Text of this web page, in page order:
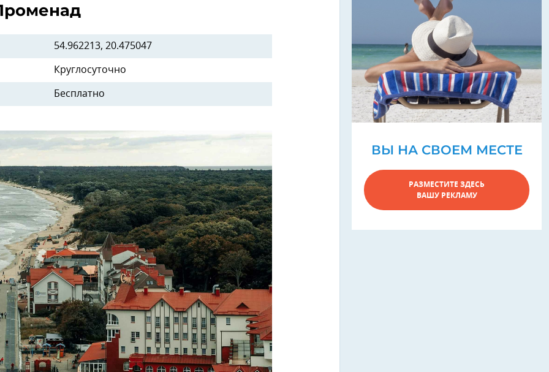
54.962213, 20.475047
Круглосуточно
Бесплатно
ВЫ НА СВОЕМ МЕСТЕ
РАЗМЕСТИТЕ ЗДЕСЬ
ВАШУ РЕКЛАМУ